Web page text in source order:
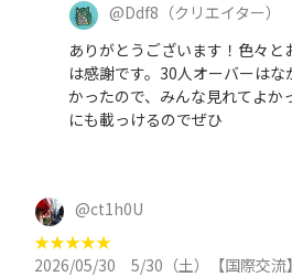
@Ddf8 （クリエイター）
ありがとうございます！色々
は感謝です。30人オーバーは
かったので、みんな見れてよか
にも載っけるのでぜひ
@ct1h0U
★★★★★
2026/05/30
5/30（土）【国際交流】足立花火